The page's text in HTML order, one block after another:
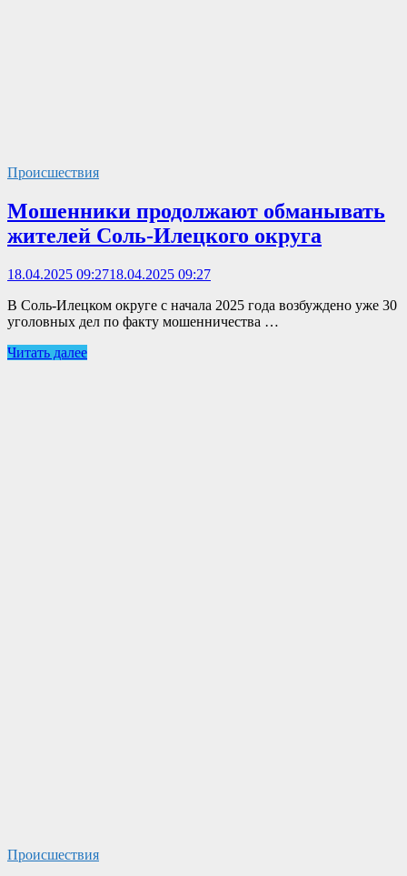
Происшествия
Мошенники продолжают обманывать
жителей Соль-Илецкого округа
18.04.2025 09:2718.04.2025 09:27
В Соль-Илецком округе с начала 2025 года возбуждено уже 30
уголовных дел по факту мошенничества …
Читать далее
Происшествия